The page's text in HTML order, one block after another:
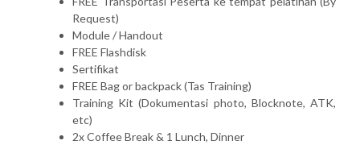
Request)
Module / Handout
FREE Flashdisk
Sertifikat
FREE Bag or backpack (Tas Training)
Training Kit (Dokumentasi photo, Blocknote, ATK,
etc)
2x Coffee Break & 1 Lunch, Dinner